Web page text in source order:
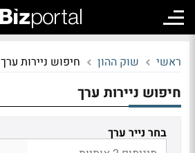
ראשי שוק ההון חיפוש ניירות ערך
חיפוש ניירות ערך
בחר נייר ערך